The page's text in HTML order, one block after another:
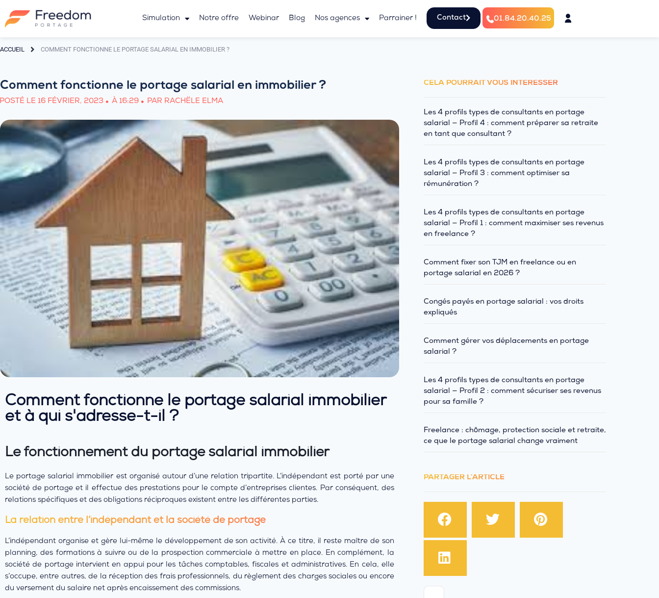
Simulation Notre offre Webinar Blog Nos agences Parrainer ! Contact 01.84.20.40.25
ACCUEIL COMMENT FONCTIONNE LE PORTAGE SALARIAL EN IMMOBILIER ?
Comment fonctionne le portage salarial en immobilier ?
POSTÉ LE 16 FÉVRIER, 2023 À 16:29 PAR RACHËLE ELMA
Comment fonctionne le portage salarial immobilier
et à qui s'adresse-t-il ?
Le fonctionnement du portage salarial immobilier
Le portage salarial immobilier est organisé autour d’une relation tripartite. L’indépendant est porté par une
société de portage et il effectue des prestations pour le compte d’entreprises clientes. Par conséquent, des
relations spécifiques et des obligations réciproques existent entre les différentes parties.
La relation entre l’indépendant et la société de portage
L’indépendant organise et gère lui-même le développement de son activité. À ce titre, il reste maître de son
planning, des formations à suivre ou de la prospection commerciale à mettre en place. En complément, la
société de portage intervient en appui pour les tâches comptables, fiscales et administratives. En cela, elle
s’occupe, entre autres, de la réception des frais professionnels, du règlement des charges sociales ou encore
du versement du salaire net après encaissement des commissions.
CELA POURRAIT VOUS INTÉRESSER
Les 4 profils types de consultants en portage
salarial — Profil 4 : comment préparer sa retraite
en tant que consultant ?
Les 4 profils types de consultants en portage
salarial — Profil 3 : comment optimiser sa
rémunération ?
Les 4 profils types de consultants en portage
salarial — Profil 1 : comment maximiser ses revenus
en freelance ?
Comment fixer son TJM en freelance ou en
portage salarial en 2026 ?
Congés payés en portage salarial : vos droits
expliqués
Comment gérer vos déplacements en portage
salarial ?
Les 4 profils types de consultants en portage
salarial — Profil 2 : comment sécuriser ses revenus
pour sa famille ?
Freelance : chômage, protection sociale et retraite,
ce que le portage salarial change vraiment
PARTAGER L’ARTICLE